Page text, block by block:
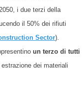
i due terzi della
il 50% dei rifiuti
Sector).
un terzo di tutti
estrazione dei materiali